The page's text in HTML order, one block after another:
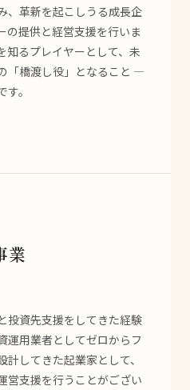
、革新を起こしうる成長企
の提供と経営支援を行いま
知るプレイヤーとして、未
「橋渡し役」となること —
。
業
投資先支援をしてきた経験
運用業者としてゼロからフ
してきた起業家として、
営支援を行うことがござい